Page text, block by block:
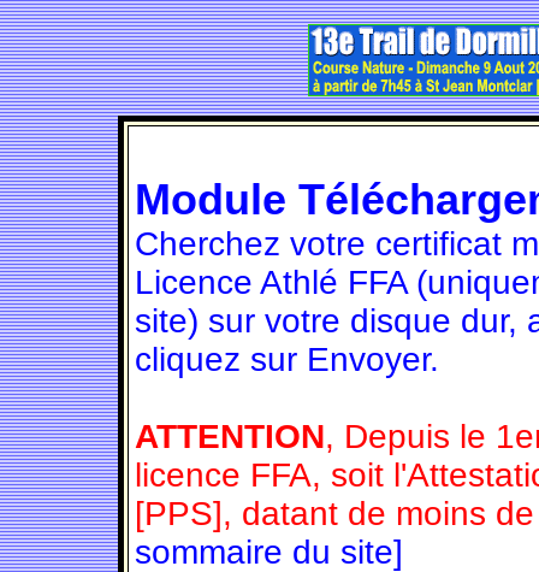
Module
Cherchez votre certificat
Licence Athlé FFA
site) sur votre disque dur,
cliquez sur Envoyer.
ATTENTION, Depuis le
licence FFA, soit
[PPS], datant de moins
sommaire du site]